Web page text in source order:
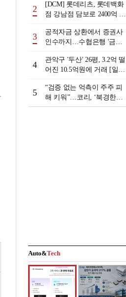
2
[DCM] 롯데리츠, 롯데백화
점 강남점 담보로 2400억 조
3
공적자금 상환에서 증권사
인수까지…수협은행 '금융
행 금융그룹의 꿈①]
4
관악구 '두산' 26평, 3.2억 떨
어진 10.5억원에 거래 [일일
5
“검증 없는 억측이 주주 피
해 키워”…코리, ‘북경한미
미수채권 논란’ 정면 반박
Auto&Tech